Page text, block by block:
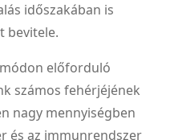
időszakában is
bevitele.
előforduló
számos fehérjéjének
nagy mennyiségben
és az immunrendszer